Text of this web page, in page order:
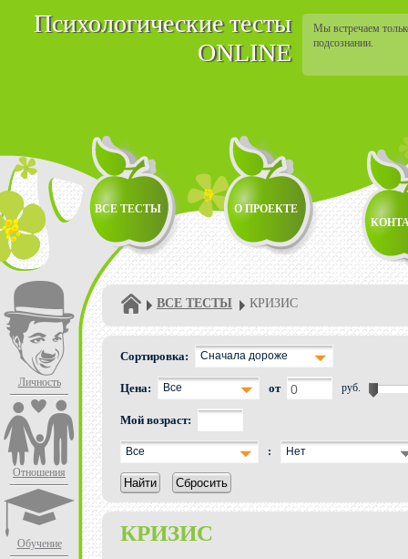
Психологические тесты
ONLINE
Мы встречаем
подсознании.
ВСЕ ТЕСТЫ
О ПРОЕКТЕ
Личность
Отношения
Обучение
ВСЕ ТЕСТЫ КРИЗИС
Сортировка: Сначала дороже
Цена: Все от руб.
Мой возраст:
Все : Нет
Найти Сбросить
КРИЗИС